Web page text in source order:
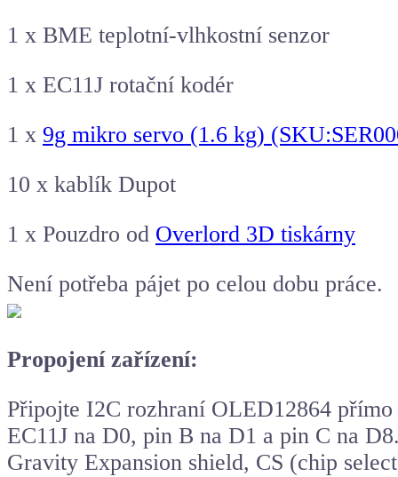
1 x BME teplotní-vlhkostní senzor
1 x EC11J rotační kodér
1 x 9g mikro servo (1.6 kg)
10 x kablík Dupot
1 x Pouzdro od Overlord 3D tiskárny
Není potřeba pájet po celou dobu práce.
Propojení zařízení:
Připojte I2C rozhraní OLED12864
EC11J na D0, pin B na D1 a pin C na
Gravity Expansion shield, CS (chip